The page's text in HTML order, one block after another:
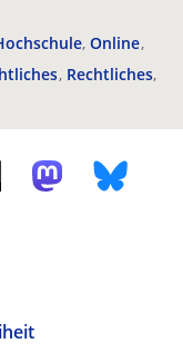
Online
Rechtliches